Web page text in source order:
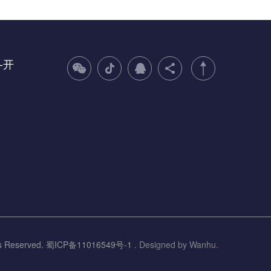
开
Reserved. 蜀ICP备11016549号-1 . Designed by Wanhu.